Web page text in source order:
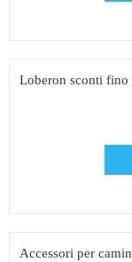
Loberon sconti fino
Accessori per